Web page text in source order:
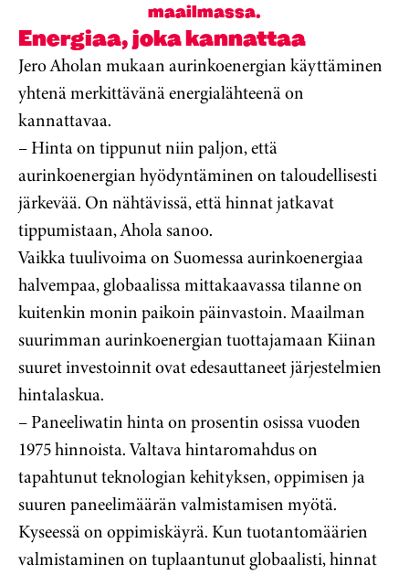
maailmassa.
Energiaa, joka kannattaa
Jero Aholan mukaan aurinkoenergian käyttäminen
yhtenä merkittävänä energialähteenä on
kannattavaa.
– Hinta on tippunut niin paljon, että
aurinkoenergian hyödyntäminen on taloudellisesti
järkevää. On nähtävissä, että hinnat jatkavat
tippumistaan, Ahola sanoo.
Vaikka tuulivoima on Suomessa aurinkoenergiaa
halvempaa, globaalissa mittakaavassa tilanne on
kuitenkin monin paikoin päinvastoin. Maailman
suurimman aurinkoenergian tuottajamaan Kiinan
suuret investoinnit ovat edesauttaneet järjestelmien
hintalaskua.
– Paneeliwatin hinta on prosentin osissa vuoden
1975 hinnoista. Valtava hintaromahdus on
tapahtunut teknologian kehityksen, oppimisen ja
suuren paneelimäärän valmistamisen myötä.
Kyseessä on oppimiskäyrä. Kun tuotantomäärien
valmistaminen on tuplaantunut globaalisti, hinnat